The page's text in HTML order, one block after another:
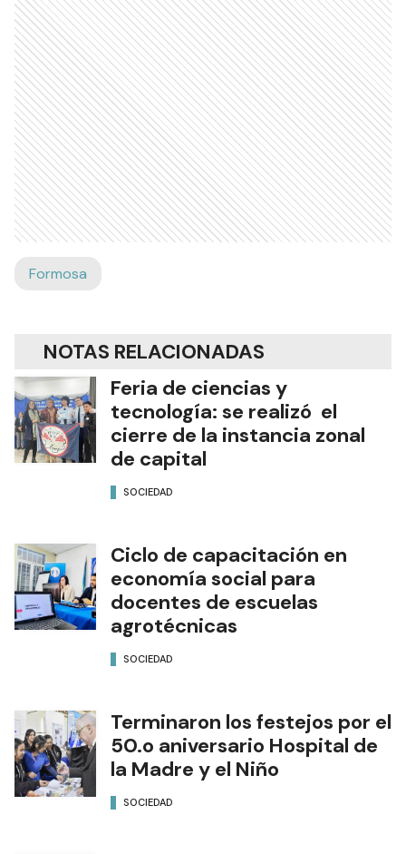
Formosa
NOTAS RELACIONADAS
Feria de ciencias y
tecnología: se realizó el
cierre de la instancia zonal
de capital
SOCIEDAD
Ciclo de capacitación en
economía social para
docentes de escuelas
agrotécnicas
SOCIEDAD
Terminaron los festejos por el
50.o aniversario Hospital de
la Madre y el Niño
SOCIEDAD